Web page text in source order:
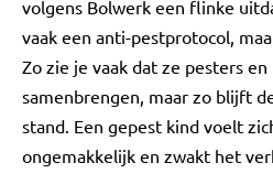
volgens Bolwerk een flinke
vaak een anti-pestprotocol,
Zo zie je vaak dat ze pesters
samenbrengen, maar zo blijft
stand. Een gepest kind voelt
ongemakkelijk en zwakt het